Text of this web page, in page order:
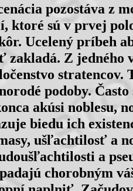
pozostáva z
ktoré sú v prvej
Ucelený príbeh
zakladá. Z jedného
podoby.
akúsi noblesu,
biedu ich
ušľachtilosť a
a
chorobným